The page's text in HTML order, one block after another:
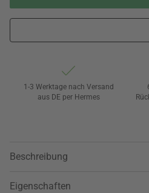
1-3 Werktage nach Versand
aus DE per Hermes
Beschreibung
Eigenschaften